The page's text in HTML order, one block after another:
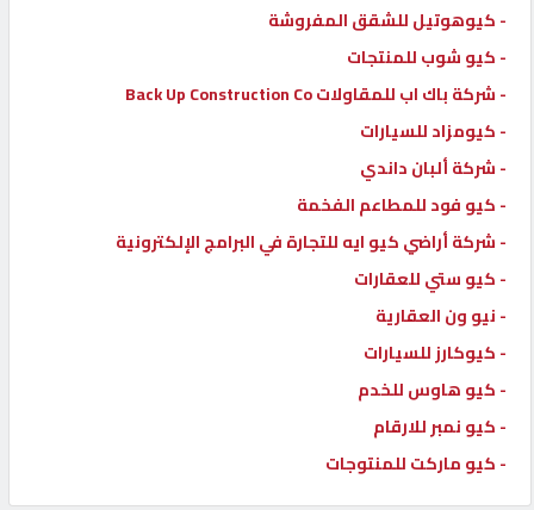
- كيوهوتيل للشقق المفروشة
- كيو شوب للمنتجات
- شركة باك اب للمقاولات Back Up Construction Co
- كيومزاد للسيارات
- شركة ألبان داندي
- كيو فود للمطاعم الفخمة
- شركة أراضي كيو ايه للتجارة في البرامج الإلكترونية
- كيو ستي للعقارات
- نيو ون العقارية
- كيوكارز للسيارات
- كيو هاوس للخدم
- كيو نمبر للارقام
- كيو ماركت للمنتوجات